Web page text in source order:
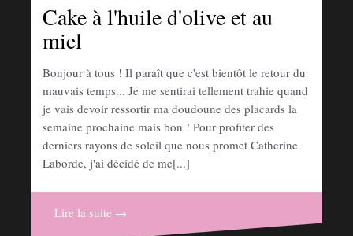
Cake à l'huile d'olive et au
miel
Bonjour à tous ! Il paraît que c'est bientôt le retour du
mauvais temps... Je me sentirai tellement trahie quand
je vais devoir ressortir ma doudoune des placards la
semaine prochaine mais bon ! Pour profiter des
derniers rayons de soleil que nous promet Catherine
Laborde, j'ai décidé de me[...]
Lire la suite →